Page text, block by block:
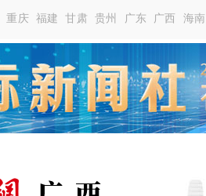
重庆 福建 甘肃 贵州 广东 广西 海南